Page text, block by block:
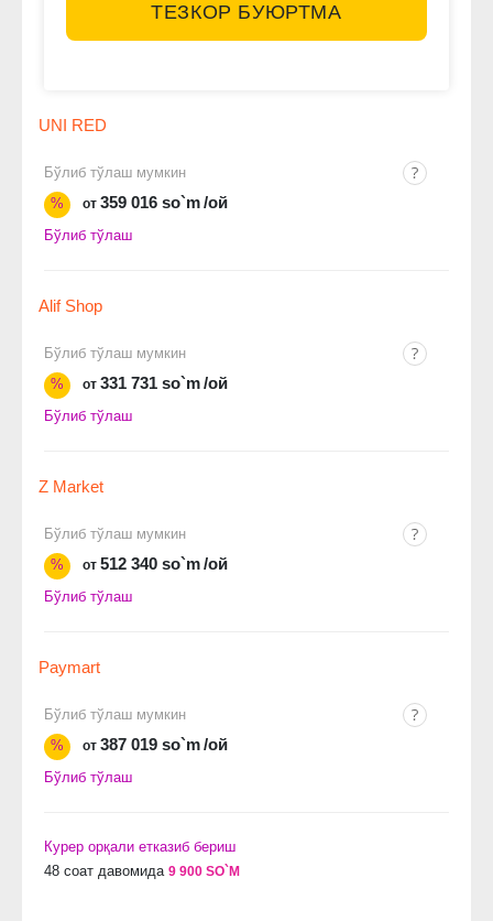
ТЕЗКОР БУЮРТМА
UNI RED
Бўлиб тўлаш мумкин
%
от 359 016 so`m/ой
Бўлиб тўлаш
Alif Shop
Бўлиб тўлаш мумкин
%
от 331 731 so`m/ой
Бўлиб тўлаш
Z Market
Бўлиб тўлаш мумкин
%
от 512 340 so`m/ой
Бўлиб тўлаш
Paymart
Бўлиб тўлаш мумкин
%
от 387 019 so`m/ой
Бўлиб тўлаш
Курер орқали етказиб бериш
48 соат давомида 9 900 SO`M